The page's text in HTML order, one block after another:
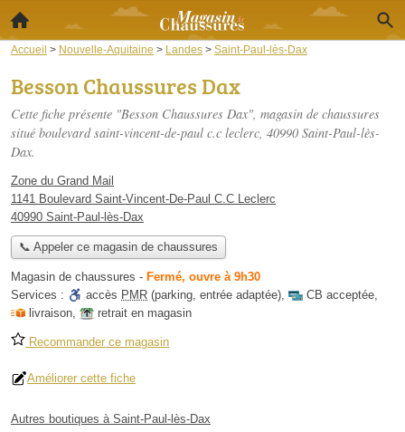
Accueil > Nouvelle-Aquitaine > Landes > Saint-Paul-lès-Dax
Besson Chaussures Dax
Cette fiche présente "Besson Chaussures Dax", magasin de chaussures
situé boulevard saint-vincent-de-paul c.c leclerc, 40990 Saint-Paul-lès-
Dax.
Zone du Grand Mail
1141 Boulevard Saint-Vincent-De-Paul C.C Leclerc
40990 Saint-Paul-lès-Dax
📞 Appeler ce magasin de chaussures
Magasin de chaussures - Fermé, ouvre à 9h30
Services :
accès PMR (parking, entrée adaptée), CB acceptée,
livraison, retrait en magasin
Recommander ce magasin
Améliorer cette fiche
Autres boutiques à Saint-Paul-lès-Dax